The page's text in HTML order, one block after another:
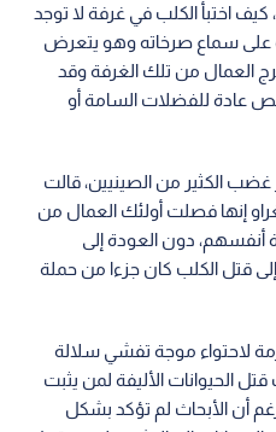
كيف اختبأ الكلب في غرفة لا توجد
على سماع صرخاته وهو يتعرض
العمال من تلك الغرفة وقد
للفضلات السامة أو
الكثير من الصينيين، قالت
إنها فصلت أولئك العمال من
أنفسهم، دون العودة إلى
قتل الكلب كان جزءا من حملة
لاحتواء موجة تفشي سلالة
قتل الحيوانات الأليفة لمن يثبت
أن الأبحاث لم تؤكد بشكل